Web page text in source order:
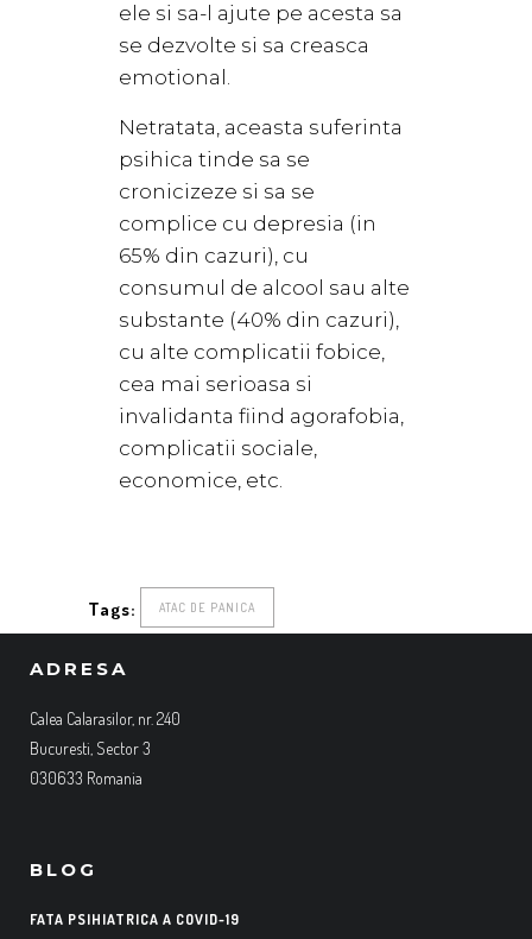
ele si sa-l ajute pe acesta sa
se dezvolte si sa creasca
emotional.
Netratata, aceasta suferinta
psihica tinde sa se
cronicizeze si sa se
complice cu depresia (in
65% din cazuri), cu
consumul de alcool sau alte
substante (40% din cazuri),
cu alte complicatii fobice,
cea mai serioasa si
invalidanta fiind agorafobia,
complicatii sociale,
economice, etc.
Tags: ATAC DE PANICA
ADRESA
Calea Calarasilor, nr. 240
Bucuresti, Sector 3
030633 Romania
BLOG
FATA PSIHIATRICA A COVID-19